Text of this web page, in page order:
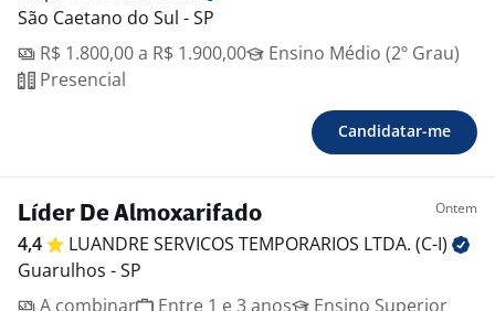
São Caetano do Sul - SP
R$ 1.800,00 a R$ 1.900,00
Ensino Médio (2º Grau)
Presencial
Candidatar-me
Líder De Almoxarifado Ontem
4,4 LUANDRE SERVICOS TEMPORARIOS LTDA. (C-I)
Guarulhos - SP
A combinar
Entre 1 e 3 anos
Ensino Superior